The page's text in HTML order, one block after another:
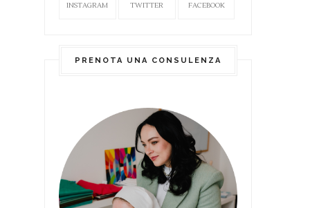
INSTAGRAM TWITTER FACEBOOK
PRENOTA UNA CONSULENZA